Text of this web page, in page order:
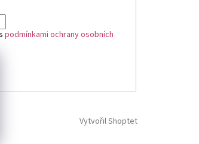
podmínkami ochrany osobních
Vytvořil Shoptet